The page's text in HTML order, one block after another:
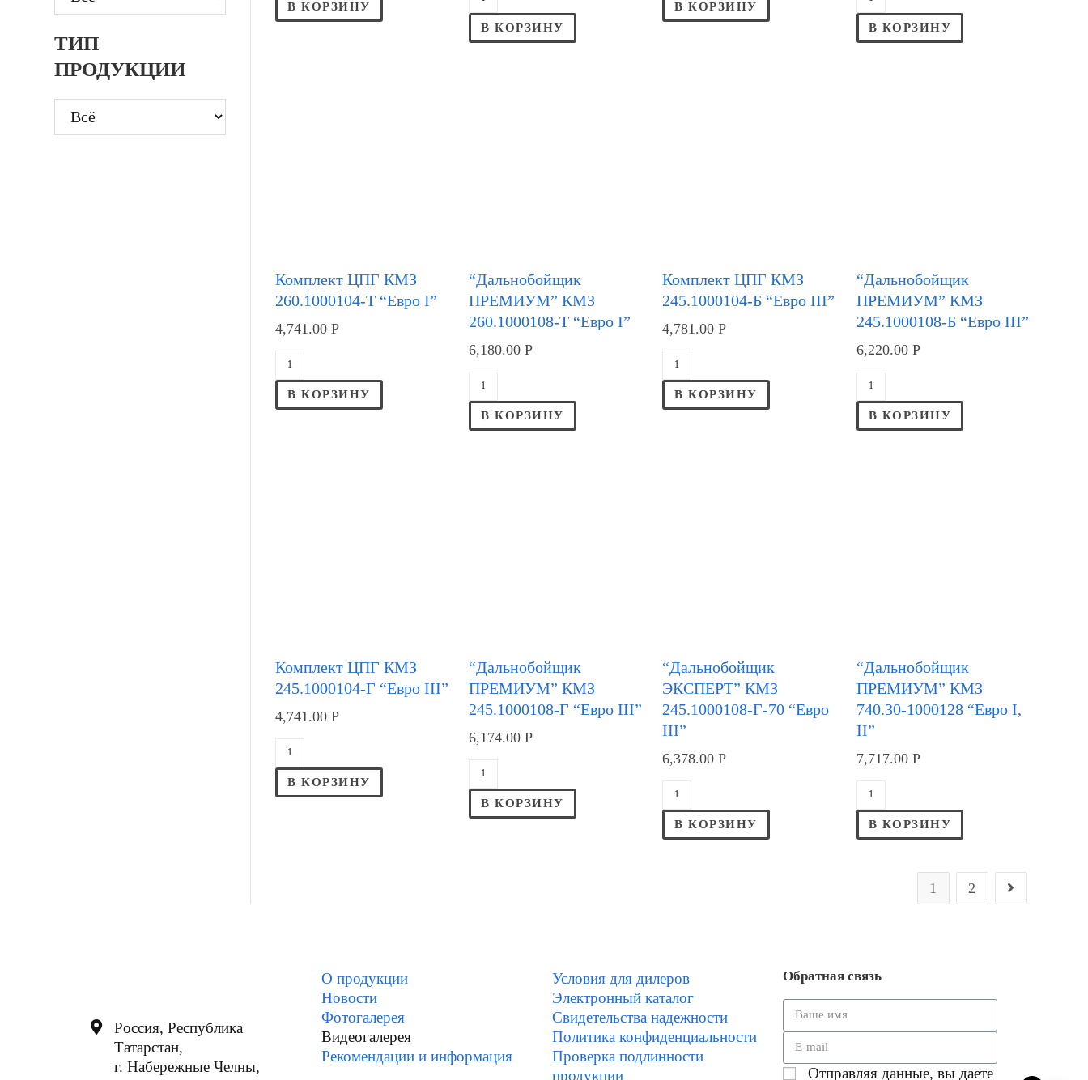
ТИП
ПРОДУКЦИИ
В КОРЗИНУ
В КОРЗИНУ
В КОРЗИНУ
В КОРЗИНУ
Комплект ЦПГ КМЗ
260.1000104-Т “Евро I”
4,741.00Р
В КОРЗИНУ
“Дальнобойщик
ПРЕМИУМ” КМЗ
260.1000108-Т “Евро I”
6,180.00Р
В КОРЗИНУ
Комплект ЦПГ КМЗ
245.1000104-Б “Евро III”
4,781.00Р
В КОРЗИНУ
“Дальнобойщик
ПРЕМИУМ” КМЗ
245.1000108-Б “Евро III”
6,220.00 Р
В КОРЗИНУ
Комплект ЦПГ КМЗ
245.1000104-Г “Евро III”
4,741.00Р
В КОРЗИНУ
“Дальнобойщик
ПРЕМИУМ” КМЗ
245.1000108-Г “Евро III”
6,174.00Р
В КОРЗИНУ
“Дальнобойщик
ЭКСПЕРТ” КМЗ
245.1000108-Г-70 “Евро
III”
6,378.00Р
В КОРЗИНУ
“Дальнобойщик
ПРЕМИУМ” КМЗ
740.30-1000128 “Евро I,
II”
7,717.00 Р
В КОРЗИНУ
1 2
Россия, Республика
Татарстан,
г. Набережные Челны,
О продукции
Новости
Фотогалерея
Видеогалерея
Рекомендации и информация
Условия для дилеров
Электронный каталог
Свидетельства надежности
Политика конфиденциальности
Проверка подлинности
продукции
Обратная связь
Отправляя данные, вы даете